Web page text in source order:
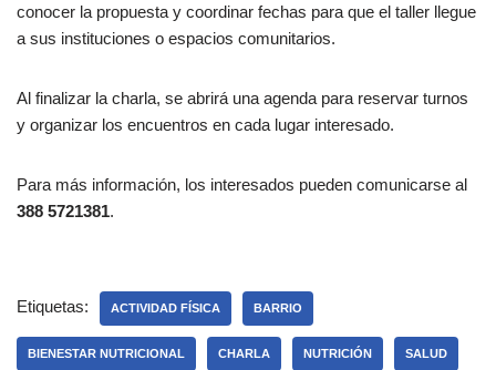
conocer la propuesta y coordinar fechas para que el taller llegue
a sus instituciones o espacios comunitarios.
Al finalizar la charla, se abrirá una agenda para reservar turnos
y organizar los encuentros en cada lugar interesado.
Para más información, los interesados pueden comunicarse al
388 5721381.
Etiquetas: ACTIVIDAD FÍSICA BARRIO
BIENESTAR NUTRICIONAL CHARLA NUTRICIÓN SALUD